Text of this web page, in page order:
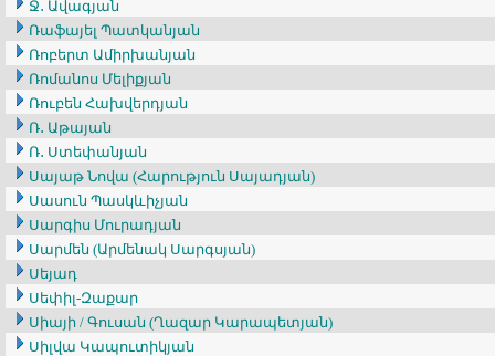
Ջ․ Ավագյան
Ռաֆայել Պատկանյան
Ռոբերտ Ամիրխանյան
Ռոմանոս Մելիքյան
Ռուբեն Հախվերդյան
Ռ․ Աթայան
Ռ․ Ստեփանյան
Սայաթ Նովա (Հարություն Սայադյան)
Սասուն Պասկևիչյան
Սարգիս Մուրադյան
Սարմեն (Արմենակ Սարգսյան)
Սեյադ
Սեփիլ-Զաքար
Սիայի / Գուսան (Ղազար Կարապետյան)
Սիլվա Կապուտիկյան